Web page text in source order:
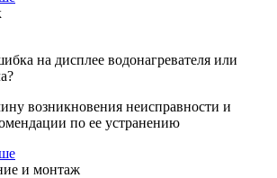
на дисплее водонагревателя или
возникновения неисправности и
по ее устранению
и монтаж